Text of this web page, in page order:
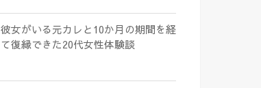
彼女がいる元カレと10か月の期間を経
て復縁できた20代女性体験談